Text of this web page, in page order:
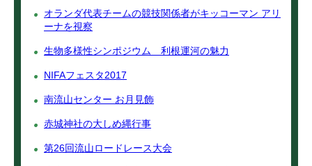
オランダ代表チームの競技関係者がキッコーマン アリ
ーナを視察
生物多様性シンポジウム 利根運河の魅力
NIFAフェスタ2017
南流山センター お月見飾
赤城神社の大しめ縄行事
第26回流山ロードレース大会